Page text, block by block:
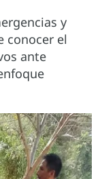
y
conocer el
ante